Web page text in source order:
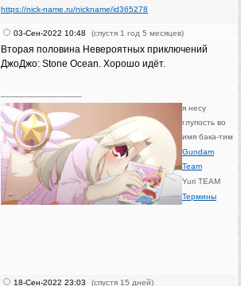
https://nick-name.ru/nickname/id365278
03-Сен-2022 10:48 (спустя 1 год 5 месяцев)
Вторая половина Невероятных приключений
ДжоДжо: Stone Ocean. Хорошо идёт.
я несу
глупость во
имя бака-тим
Gundam
Team
Yuri TEAM
Термины
18-Сен-2022 23:03 (спустя 15 дней)